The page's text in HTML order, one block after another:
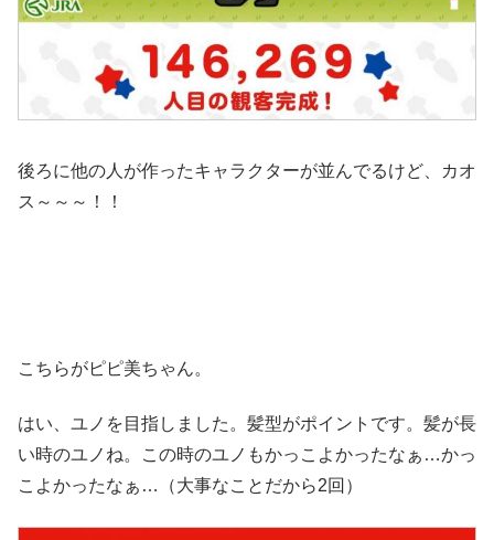
後ろに他の人が作ったキャラクターが並んでるけど、カオ
ス～～～！！
こちらがピピ美ちゃん。
はい、ユノを目指しました。髪型がポイントです。髪が長
い時のユノね。この時のユノもかっこよかったなぁ…かっ
こよかったなぁ…（大事なことだから2回）